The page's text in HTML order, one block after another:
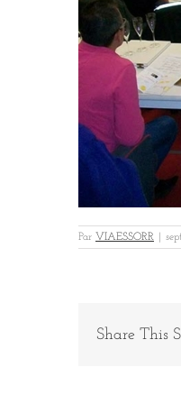
Par VIAESSORR
Share This